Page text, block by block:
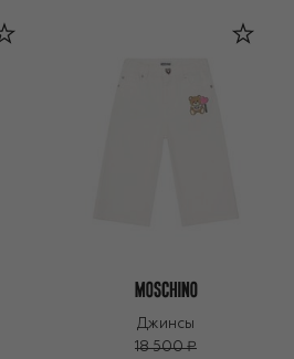
Джинсы
18 500 ₽